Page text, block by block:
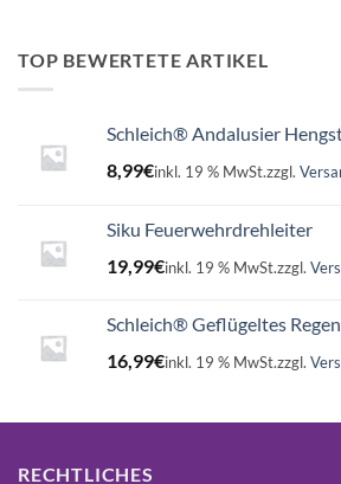
16,99€15,75€.
TOP BEWERTETE ARTIKEL
Schleich® Andalusier
8,99€inkl. 19 % MwSt.zzgl.
Siku Feuerwehrdrehleiter
19,99€inkl. 19 % MwSt.zzgl.
Schleich® Geflügeltes
16,99€inkl. 19 % MwSt.zzgl.
RECHTLICHES